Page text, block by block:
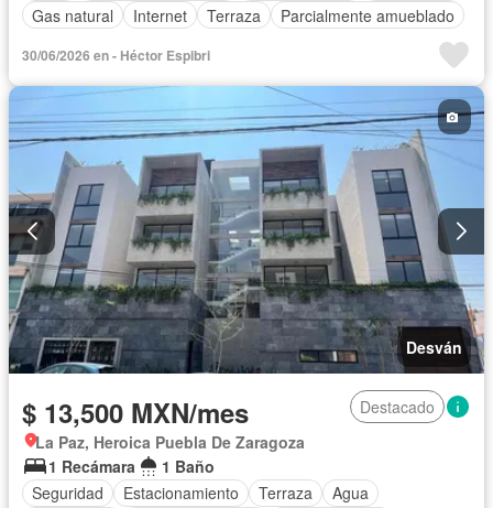
Gas natural
Internet Terraza Parcialmente amueblado
30/06/2026 en - Héctor Espibri
Desván
$ 13,500 MXN/mes
Destacado
La Paz, Heroica Puebla De Zaragoza
1 Recámara
1 Baño
Seguridad
Estacionamiento Terraza
Agua